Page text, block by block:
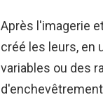
Après l'imagerie
créé les leurs, en
variables ou des